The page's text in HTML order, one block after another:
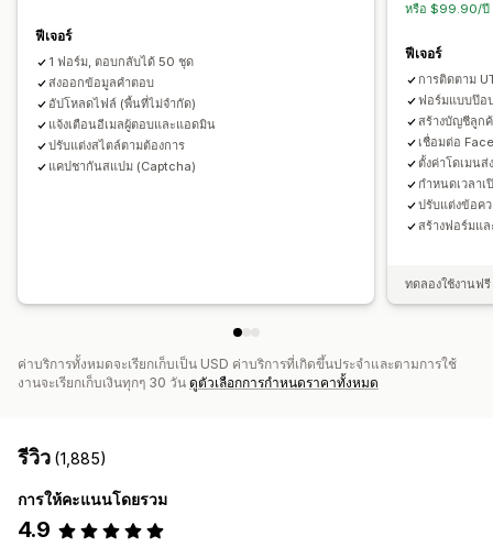
การจัดการข้อมูล
การตอบกลับอีเมล
การส่งออกข้อมูล
ข้อจำกัดของแบบฟอร์ม ประวัติ
การจัดการการส่ง
อีเมล
การส่งออกข้อมูล การวิเคราะห์
ฟีเจอร์
1 ฟอร์ม, ตอบกลับได้ 50 ชุด
ส่งออกข้อมูลคำตอบ
อัปโหลดไฟล์ (พื้นที่ไม่จำกัด)
แจ้งเตือนอีเมลผู้ตอบและแอดมิน
ปรับแต่งสไตล์ตามต้องการ
แคปชากันสแปม (Captcha)
หรือ $99.90/ปี
ฟีเจอร์
การติดตาม
ฟอร์มแบบป๊อ
สร้างบัญชีลูก
เชื่อมต่อ
ตั้งค่าโดเมนส่
กำหนดเวลา
ปรับแต่งข้อค
สร้างฟอร์มแ
ทดลองใช้งานฟ
ค่าบริการทั้งหมดจะเรียกเก็บเป็น USD ค่าบริการที่เกิดขึ้นประจำและตามการใช้
งานจะเรียกเก็บเงินทุกๆ 30 วัน ดูตัวเลือกการกำหนดราคาทั้งหมด
รีวิว (1,885)
การให้คะแนนโดยรวม
4.9